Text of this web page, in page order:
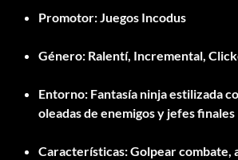
Promotor:Juegos Incodus
Género: Ralentí, Incremental,
Entorno: Fantasía ninja estilizada
oleadas de enemigos y jefes finales
Características:Golpear combate,